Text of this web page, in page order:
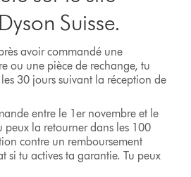
Suisse.
avoir commandé une
ou une pièce de rechange, tu
30 jours suivant la réception de
entre le 1er novembre et le
peux la retourner dans les 100
contre un remboursement
si tu actives ta garantie. Tu peux